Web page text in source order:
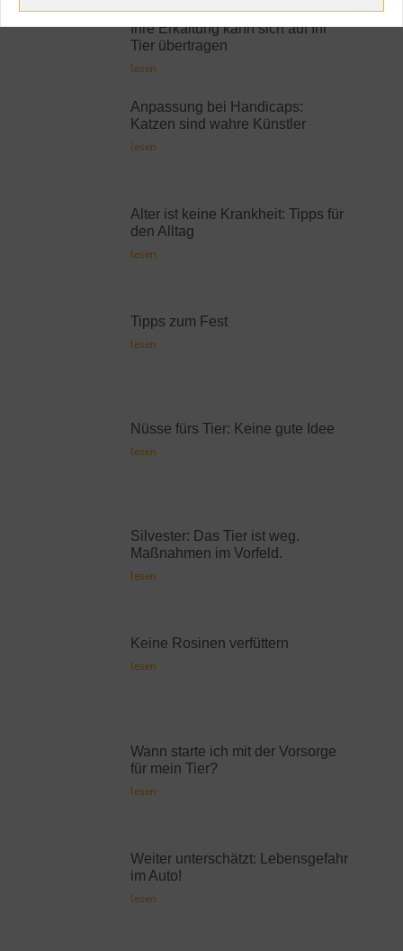
Ihre Erkältung kann sich auf Ihr
Tier übertragen
lesen
Anpassung bei Handicaps:
Katzen sind wahre Künstler
lesen
Alter ist keine Krankheit: Tipps für
den Alltag
lesen
Tipps zum Fest
lesen
Nüsse fürs Tier: Keine gute Idee
lesen
Silvester: Das Tier ist weg.
Maßnahmen im Vorfeld.
lesen
Keine Rosinen verfüttern
lesen
Wann starte ich mit der Vorsorge
für mein Tier?
lesen
Weiter unterschätzt: Lebensgefahr
im Auto!
lesen